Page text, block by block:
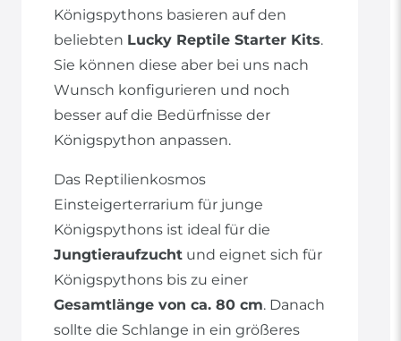
Königspythons basieren auf den
beliebten Lucky Reptile Starter Kits.
Sie können diese aber bei uns nach
Wunsch konfigurieren und noch
besser auf die Bedürfnisse der
Königspython anpassen.
Das Reptilienkosmos
Einsteigerterrarium für junge
Königspythons ist ideal für die
Jungtieraufzucht und eignet sich für
Königspythons bis zu einer
Gesamtlänge von ca. 80 cm. Danach
sollte die Schlange in ein größeres